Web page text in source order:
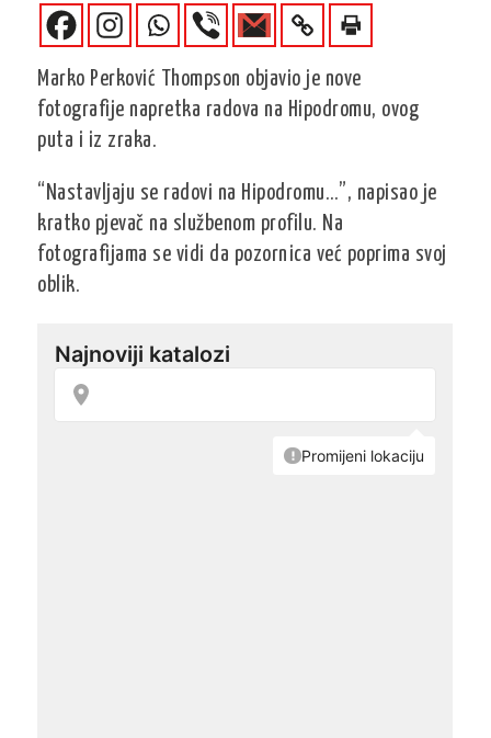
Marko Perković Thompson objavio je nove
fotografije napretka radova na Hipodromu, ovog
puta i iz zraka.
“Nastavljaju se radovi na Hipodromu…”, napisao je
kratko pjevač na službenom profilu. Na
fotografijama se vidi da pozornica već poprima svoj
oblik.